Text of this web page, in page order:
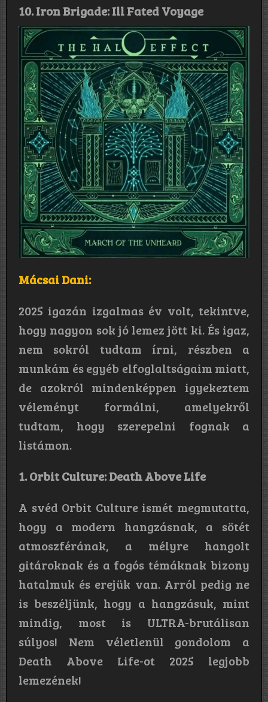
10. Iron Brigade: Ill Fated Voyage
Mácsai Dani:
2025 igazán izgalmas év volt, tekintve,
hogy nagyon sok jó lemez jött ki. És igaz,
nem sokról tudtam írni, részben a
munkám és egyéb elfoglaltságaim miatt,
de azokról mindenképpen igyekeztem
véleményt formálni, amelyekről
tudtam, hogy szerepelni fognak a
listámon.
1. Orbit Culture: Death Above Life
A svéd Orbit Culture ismét megmutatta,
hogy a modern hangzásnak, a sötét
atmoszférának, a mélyre hangolt
gitároknak és a fogós témáknak bizony
hatalmuk és erejük van. Arról pedig ne
is beszéljünk, hogy a hangzásuk, mint
mindig, most is ULTRA-brutálisan
súlyos! Nem véletlenül gondolom a
Death Above Life-ot 2025 legjobb
lemezének!